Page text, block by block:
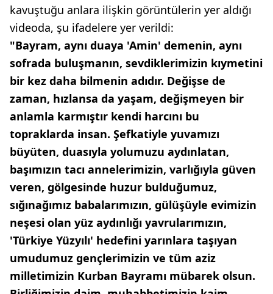
kavuştuğu anlara ilişkin görüntülerin yer aldığı
videoda, şu ifadelere yer verildi:
"Bayram, aynı duaya 'Amin' demenin, aynı
sofrada buluşmanın, sevdiklerimizin kıymetini
bir kez daha bilmenin adıdır. Değişse de
zaman, hızlansa da yaşam, değişmeyen bir
anlamla karmıştır kendi harcını bu
topraklarda insan. Şefkatiyle yuvamızı
büyüten, duasıyla yolumuzu aydınlatan,
başımızın tacı annelerimizin, varlığıyla güven
veren, gölgesinde huzur bulduğumuz,
sığınağımız babalarımızın, gülüşüyle evimizin
neşesi olan yüz aydınlığı yavrularımızın,
'Türkiye Yüzyılı' hedefini yarınlara taşıyan
umudumuz gençlerimizin ve tüm aziz
milletimizin Kurban Bayramı mübarek olsun.